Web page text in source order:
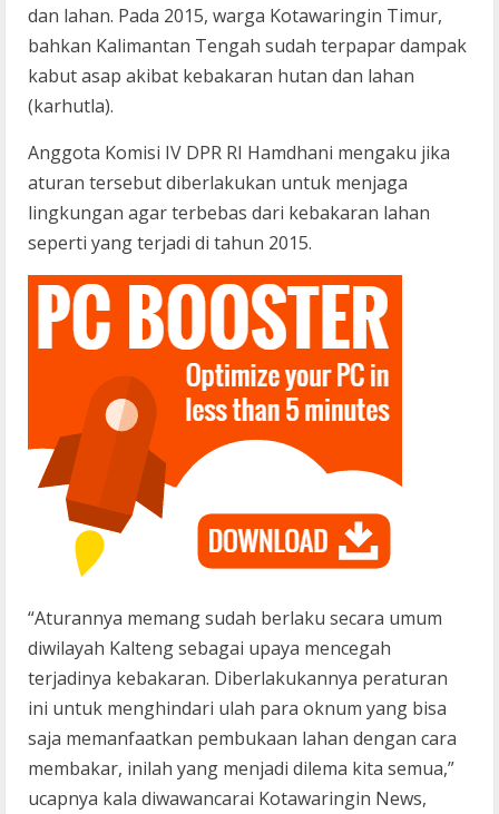
dan lahan. Pada 2015, warga Kotawaringin Timur,
bahkan Kalimantan Tengah sudah terpapar dampak
kabut asap akibat kebakaran hutan dan lahan
(karhutla).
Anggota Komisi IV DPR RI Hamdhani mengaku jika
aturan tersebut diberlakukan untuk menjaga
lingkungan agar terbebas dari kebakaran lahan
seperti yang terjadi di tahun 2015.
“Aturannya memang sudah berlaku secara umum
diwilayah Kalteng sebagai upaya mencegah
terjadinya kebakaran. Diberlakukannya peraturan
ini untuk menghindari ulah para oknum yang bisa
saja memanfaatkan pembukaan lahan dengan cara
membakar, inilah yang menjadi dilema kita semua,”
ucapnya kala diwawancarai Kotawaringin News,